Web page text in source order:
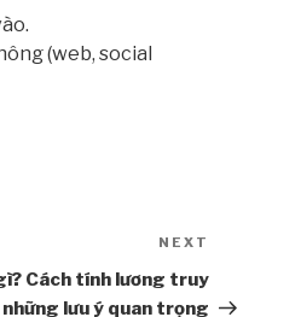
(web, social
Post
NEXT
Cách tính lương truy
những lưu ý quan trọng